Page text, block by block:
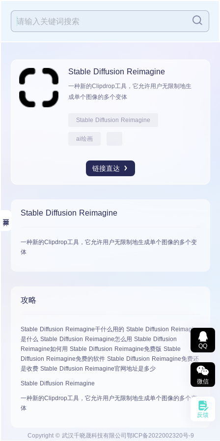
Stable Diffusion Reimagine
一种新的Clipdrop工具，它允许用户无限制地生
成单个图像的多个变体
Stable Diffusion Reimagine
ai绘画
链接直达
Stable Diffusion Reimagine
一种新的Clipdrop工具，它允许用户无限制地生成单个图像的多个变
体
攻略
Stable Diffusion Reimagine干什么用的 Stable Diffusion Reimagine
是什么 Stable Diffusion Reimagine怎么用 Stable Diffusion
Reimagine如何用 Stable Diffusion Reimagine免费版 Stable
Diffusion Reimagine免费的软件 Stable Diffusion Reimagine免费还
是收费 Stable Diffusion Reimagine官网地址是多少
Stable Diffusion Reimagine
一种新的Clipdrop工具，它允许用户无限制地生成单个图像的多个变
体
QQ
微信
反馈
Copyright © 武汉千晓晟科技有限公司 鄂ICP备2022002320号-9